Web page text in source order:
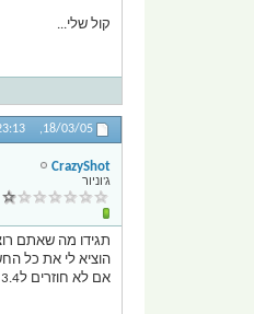
קול שלי...
18/03/05,
CrazyShot
ג'וניור
תגידו מה שאתם
הוציא לי את כל
אם לא חוזרים ל3.4 או מוציאים אחד חדש או טוסט חדש שיפתור תבעיות האלו - אין מה להמשיך לשחק ככה.